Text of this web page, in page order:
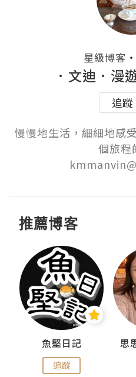
星級博客 ・
．文迪．漫
追蹤
慢慢地生活，細細地感
個旅程
推薦博客
魚堅日記
追蹤